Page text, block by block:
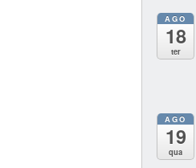
AGO
18
ter
AGO
19
qua